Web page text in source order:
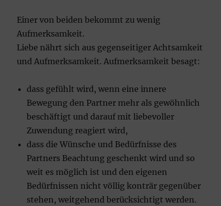
Einer von beiden bekommt zu wenig
Aufmerksamkeit.
Liebe nährt sich aus gegenseitiger Achtsamkeit
und Aufmerksamkeit. Aufmerksamkeit besagt:
dass gefühlt wird, wenn eine innere
Bewegung den Partner mehr als gewöhnlich
beschäftigt und darauf mit liebevoller
Zuwendung reagiert wird,
dass die Wünsche und Bedürfnisse des
Partners Beachtung geschenkt wird und so
weit es möglich ist und den eigenen
Bedürfnissen nicht völlig konträr gegenüber
stehen, weitgehend berücksichtigt werden.